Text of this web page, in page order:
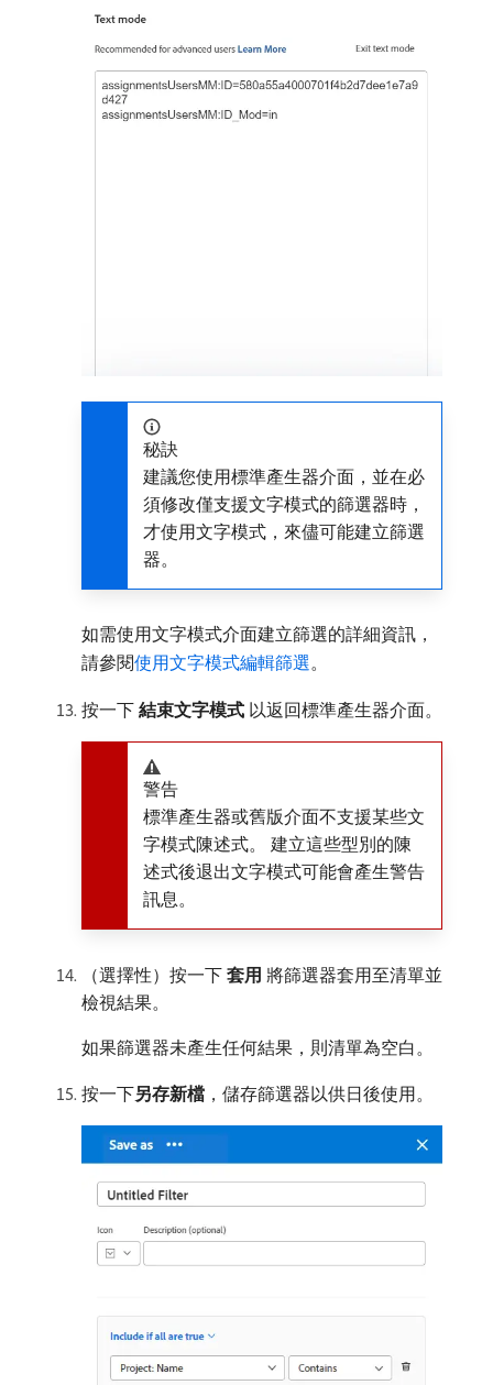
秘訣
建議您使用標準產生器介面，並在必
須修改僅支援文字模式的篩選器時，
才使用文字模式，來儘可能建立篩選
器。
如需使用文字模式介面建立篩選的詳細資訊，
請參閱使用文字模式編輯篩選。
按一下​ 結束文字模式 ​以返回標準產生器介面。
警告
標準產生器或舊版介面不支援某些文
字模式陳述式。 建立這些型別的陳
述式後退出文字模式可能會產生警告
訊息。
（選擇性）按一下​ 套用 ​將篩選器套用至清單並
檢視結果。
如果篩選器未產生任何結果，則清單為空白。
按一下​另存新檔 ，儲存篩選器以供日後使用。